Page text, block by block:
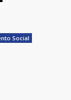
Social